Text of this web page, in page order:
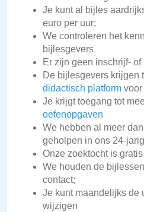
Je kunt al bijles
euro per uur;
We controleren het
bijlesgevers
Er zijn geen inschrijf-
De bijlesgevers krijgen
didactisch platform
Je krijgt toegang tot
oefenopgaven
We hebben al meer
geholpen in ons 24-
Onze zoektocht is gratis
We houden de
contact;
Je kunt maandelijks de
wijzigen